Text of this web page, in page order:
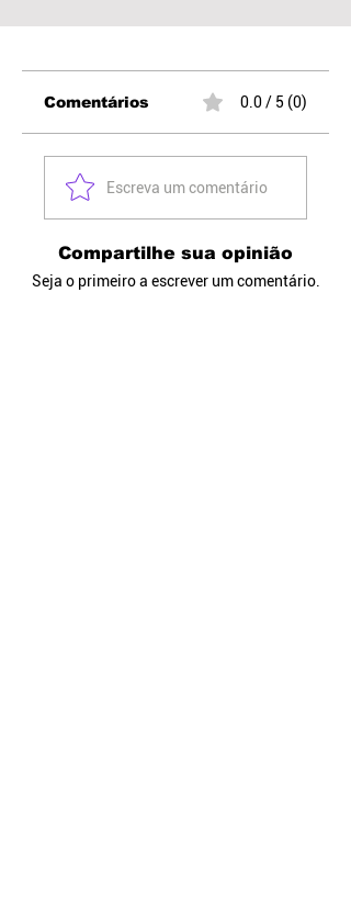
Comentários 0.0 / 5 (0)
Escreva um comentário
Compartilhe sua opinião
Seja o primeiro a escrever um comentário.